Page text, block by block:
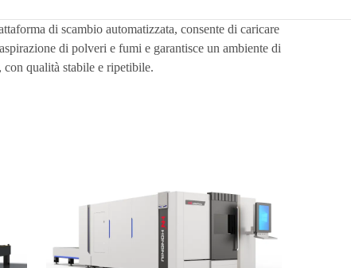
di scambio automatizzata, consente di caricare
di polveri e fumi e garantisce un ambiente di
qualità stabile e ripetibile.